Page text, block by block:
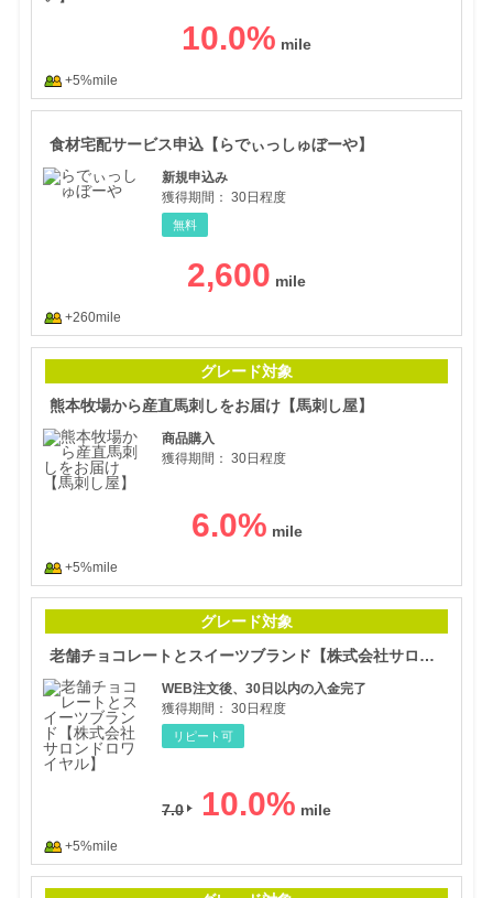
10.0%
+5%mile
食材宅配サービス申込【らでぃっしゅぼーや】
新規申込み
獲得期間： 30日程度
無料
2,600
+260mile
グレード対象
熊本牧場から産直馬刺しをお届け【馬刺し屋】
商品購入
獲得期間： 30日程度
6.0%
+5%mile
グレード対象
老舗チョコレートとスイーツブランド【株式会社サロンドロワイヤル】
WEB注文後、30日以内の入金完了
獲得期間： 30日程度
リピート可
7.0 10.0%
+5%mile